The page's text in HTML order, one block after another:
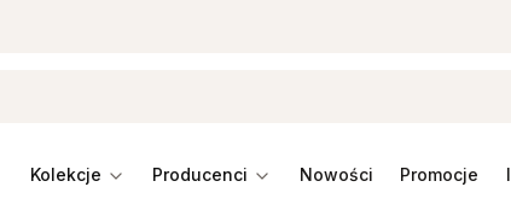
kolekcje producenci promocje